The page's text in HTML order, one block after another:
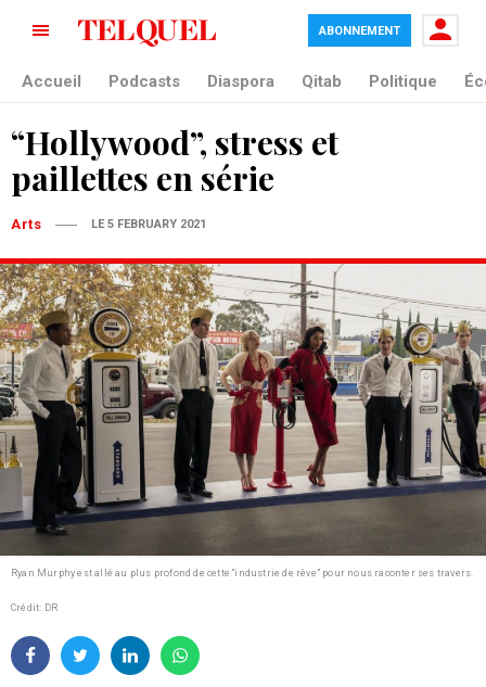
ABONNEMENT
Accueil Podcasts Diaspora Qitab Politique
“Hollywood”, stress et
paillettes en série
Arts LE 5 FEBRUARY 2021
Ryan Murphy est allé au plus profond de cette “industrie de rêve” pour nous raconter ses travers.
Crédit: DR